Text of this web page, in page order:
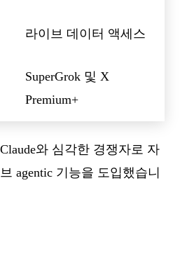
라이브 데이터 액세스
SuperGrok 및 X
Premium+
와 심각한 경쟁자로 자
agentic 기능을 도입했습니